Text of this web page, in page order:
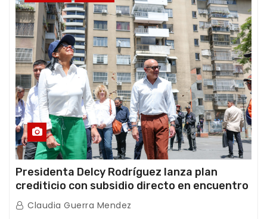
Presidenta Delcy Rodríguez lanza plan
crediticio con subsidio directo en encuentro
con Juntas de Condominio
Claudia Guerra Mendez